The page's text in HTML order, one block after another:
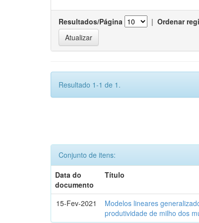
Resultados/Página | Ordenar
Resultado 1-1 de 1.
Conjunto de itens:
Data do
documento
Título
15-Fev-2021
Modelos lineares
produtividade de milho dos